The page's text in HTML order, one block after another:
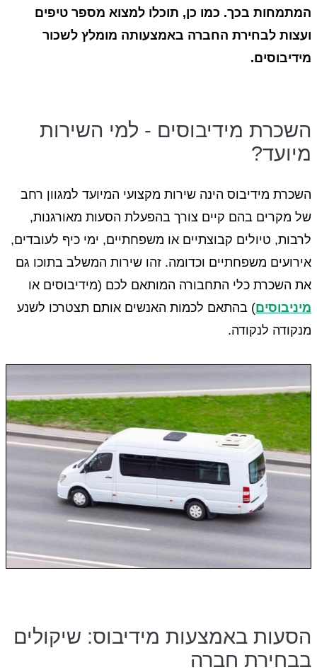
המתמחות בכך. כמו כן, תוכלו למצוא מספר טיפים
ועצות לבחירת החברה באמצעותה מומלץ לשכור
מידיבוסים.
השכרת מידיבוסים - למי השירות
מיועד?
השכרת מידיבוס הינה שירות מקצועי המיועד למגוון רחב
של מקרים בהם קיים צורך בהפעלת הסעות מאורגנות,
לרבות, טיולים קבוצתיים או משפחתיים, ימי כיף לעובדים,
אירועים משפחתיים וכדומה. זהו שירות המשלב בתוכו גם
את השכרת כלי התחבורה המותאם לכם (מידיבוסים או
מיניבוסים) בהתאם לכמות האנשים אותם תצטרכו לשנע
מנקודה לנקודה.
הסעות באמצעות מידיבוס: שיקולים
בבחירת חברה